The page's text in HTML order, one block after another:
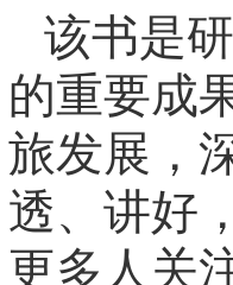
该书是
的重要成
旅发展，
透、讲好
更多人关